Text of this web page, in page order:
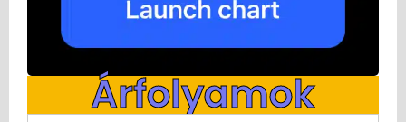
Árfolyamok